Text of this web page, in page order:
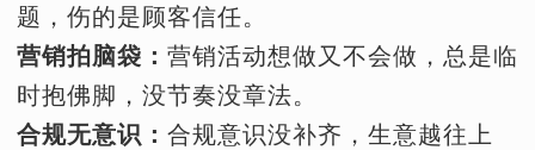
题，伤的是顾客信任。
营销拍脑袋： 营销活动想做又不会做，总是临
时抱佛脚，没节奏没章法。
合规无意识： 合规意识没补齐，生意越往上